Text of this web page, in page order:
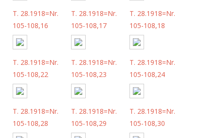
T. 28.1918=Nr.
105-108,16
T. 28.1918=Nr.
105-108,17
T. 28.1918=Nr.
105-108,18
T. 28.1918=Nr.
105-108,22
T. 28.1918=Nr.
105-108,23
T. 28.1918=Nr.
105-108,24
T. 28.1918=Nr.
105-108,28
T. 28.1918=Nr.
105-108,29
T. 28.1918=Nr.
105-108,30